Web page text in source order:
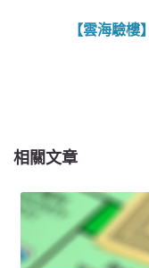
【雲海驗
相關文章